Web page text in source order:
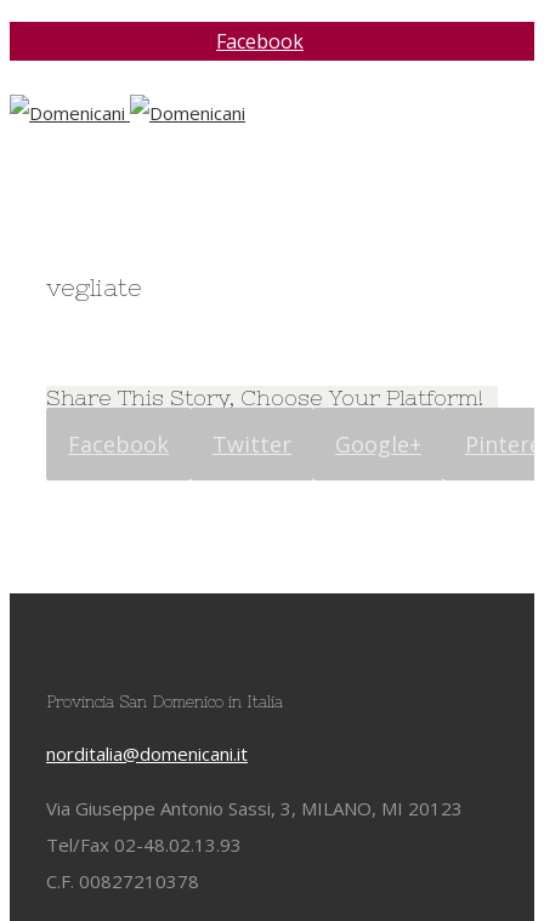
Facebook
vegliate
Share This Story, Choose Your Platform!
Facebook Twitter Google+
Provincia San Domenico in Italia
norditalia@domenicani.it
Via Giuseppe Antonio Sassi, 3, MILANO, MI 20123
Tel/Fax 02-48.02.13.93
C.F. 00827210378